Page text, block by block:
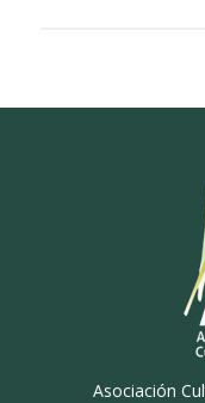
Asociación